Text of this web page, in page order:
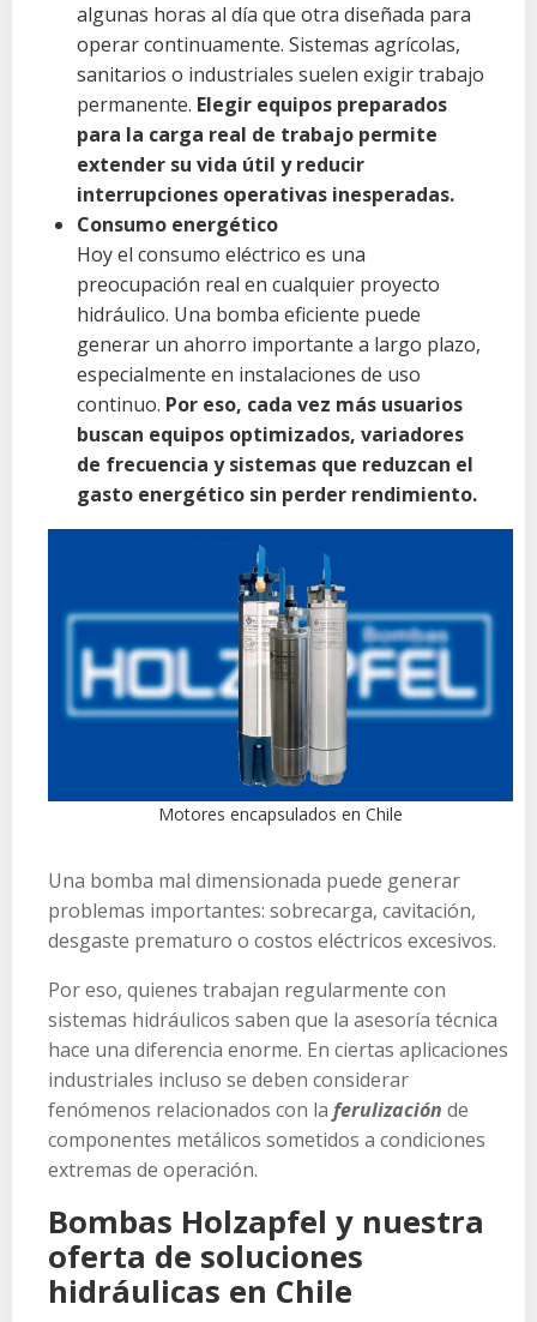
algunas horas al día que otra diseñada para
operar continuamente. Sistemas agrícolas,
sanitarios o industriales suelen exigir trabajo
permanente. Elegir equipos preparados
para la carga real de trabajo permite
extender su vida útil y reducir
interrupciones operativas inesperadas.
Consumo energético
Hoy el consumo eléctrico es una
preocupación real en cualquier proyecto
hidráulico. Una bomba eficiente puede
generar un ahorro importante a largo plazo,
especialmente en instalaciones de uso
continuo. Por eso, cada vez más usuarios
buscan equipos optimizados, variadores
de frecuencia y sistemas que reduzcan el
gasto energético sin perder rendimiento.
Motores encapsulados en Chile
Una bomba mal dimensionada puede generar
problemas importantes: sobrecarga, cavitación,
desgaste prematuro o costos eléctricos excesivos.
Por eso, quienes trabajan regularmente con
sistemas hidráulicos saben que la asesoría técnica
hace una diferencia enorme. En ciertas aplicaciones
industriales incluso se deben considerar
fenómenos relacionados con la ferulización de
componentes metálicos sometidos a condiciones
extremas de operación.
Bombas Holzapfel y nuestra
oferta de soluciones
hidráulicas en Chile